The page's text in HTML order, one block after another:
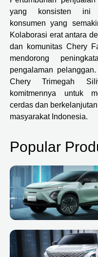
yang konsisten ini
konsumen yang
Kolaborasi erat antara
dan komunitas Chery
mendorong
pengalaman
Chery Trimegah
komitmennya untuk
cerdas dan
masyarakat Indonesia.
Popular